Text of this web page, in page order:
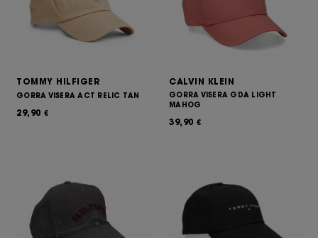
TOMMY HILFIGER
GORRA VISERA ACT RELIC TAN
29,90 €
CALVIN KLEIN
GORRA VISERA GDA LIGHT
MAHOG
39,90 €